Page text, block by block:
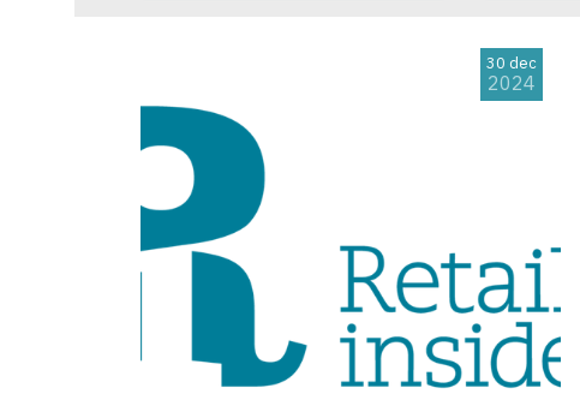
30 dec
2024